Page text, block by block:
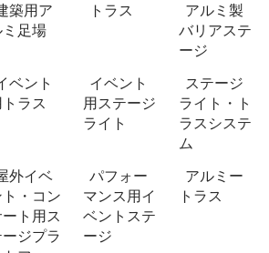
築用ア
ミ足場
トラス
アルミ製
バリアステ
ージ
ベント
トラス
イベント
用ステージ
ライト
ステージ
ライト・ト
ラスシステ
ム
外イベ
ト・コン
ト用ス
ージプラ
パフォー
マンス用イ
ベントステ
ージ
アルミー
トラス